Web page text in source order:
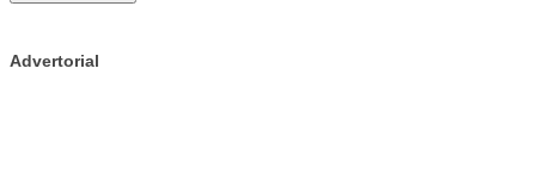
Advertorial